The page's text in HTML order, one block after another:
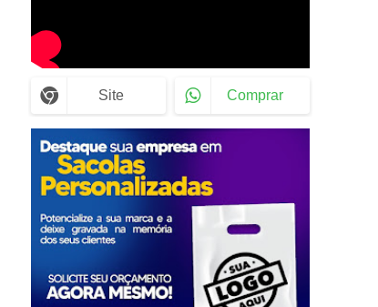
Site Comprar